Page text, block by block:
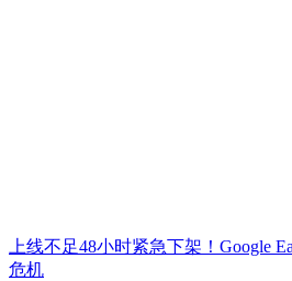
上线不足48小时紧急下架！Google
危机